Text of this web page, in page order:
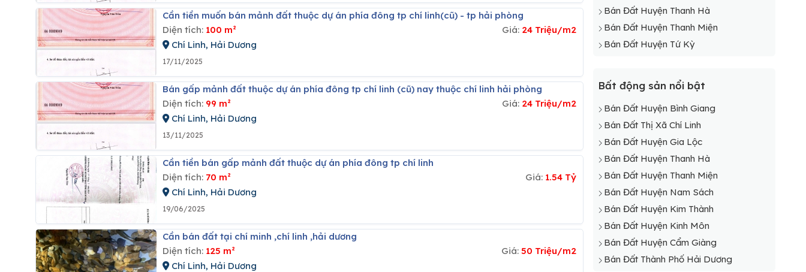
Cần tiền muốn bán mảnh đất thuộc dự án phía đông tp chí linh(cũ) - tp hải phòng
Diện tích: 100 m² Giá: 24 Triệu/m2
Chí Linh, Hải Dương
17/11/2025
Bán gấp mảnh đất thuộc dự án phía đông tp chí linh (cũ) nay thuộc chí linh hải phòng
Diện tích: 99 m² Giá: 24 Triệu/m2
Chí Linh, Hải Dương
13/11/2025
Cần tiền bán gấp mảnh đất thuộc dự án phía đông tp chí linh
Diện tích: 70 m² Giá: 1.54 Tỷ
Chí Linh, Hải Dương
19/06/2025
Cần bán đất tại chí minh ,chí linh ,hải dương
Diện tích: 125 m² Giá:50 Triệu/m2
Chí Linh, Hải Dương
Bán Đất Huyện Thanh Hà
Bán Đất Huyện Thanh Miện
Bán Đất Huyện Tứ Kỳ
Bất động sản nổi bật
Bán Đất Huyện Bình Giang
Bán Đất Thị Xã Chí Linh
Bán Đất Huyện Gia Lộc
Bán Đất Huyện Thanh Hà
Bán Đất Huyện Thanh Miện
Bán Đất Huyện Nam Sách
Bán Đất Huyện Kim Thành
Bán Đất Huyện Kinh Môn
Bán Đất Huyện Cẩm Giàng
Bán Đất Thành Phố Hải Dương